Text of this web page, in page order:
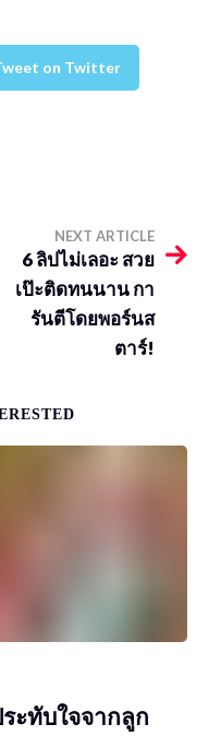
on Twitter
NEXT ARTICLE
6 ลิปไม่เลอะ สวย
เป๊ะติดทนนาน กา
รันตีโดยพอร์นส
ตาร์!
ทับใจจากลูก